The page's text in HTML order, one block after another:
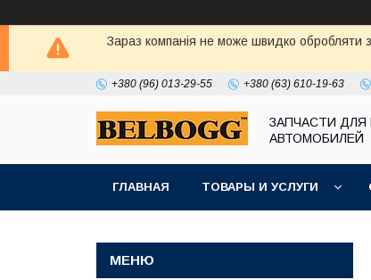
Зараз компанія не може швидко обробляти
+380 (96) 013-29-55 +380 (63) 610-19-63
ЗАПЧАСТИ ДЛЯ
АВТОМОБИЛЕЙ
ГЛАВНАЯ ТОВАРЫ И УСЛУГИ